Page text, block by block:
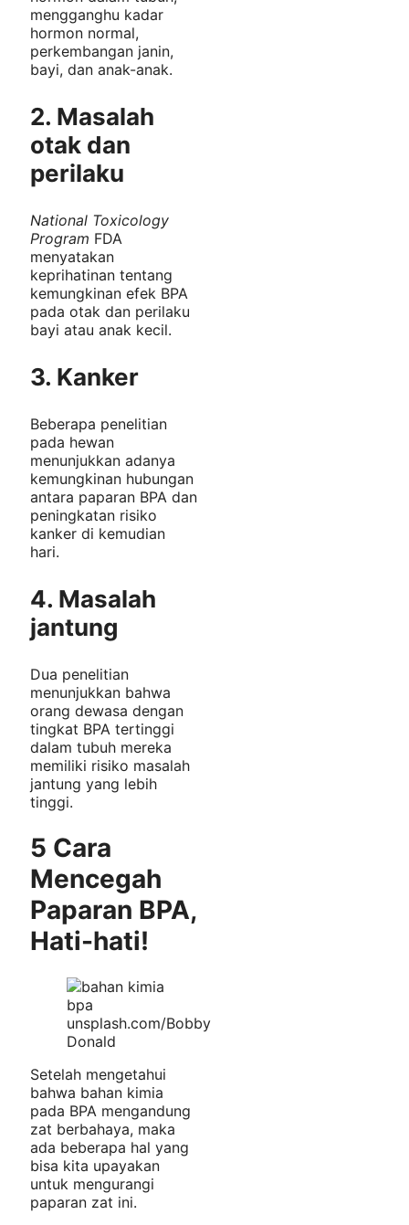
mengganghu kadar
hormon normal,
perkembangan janin,
bayi, dan anak-anak.
2. Masalah
otak dan
perilaku
National Toxicology
Program FDA
menyatakan
keprihatinan tentang
kemungkinan efek BPA
pada otak dan perilaku
bayi atau anak kecil.
3. Kanker
Beberapa penelitian
pada hewan
menunjukkan adanya
kemungkinan hubungan
antara paparan BPA dan
peningkatan risiko
kanker di kemudian
hari.
4. Masalah
jantung
Dua penelitian
menunjukkan bahwa
orang dewasa dengan
tingkat BPA tertinggi
dalam tubuh mereka
memiliki risiko masalah
jantung yang lebih
tinggi.
5 Cara
Mencegah
Paparan BPA,
Hati-hati!
unsplash.com/Bobby
Donald
Setelah mengetahui
bahwa bahan kimia
pada BPA mengandung
zat berbahaya, maka
ada beberapa hal yang
bisa kita upayakan
untuk mengurangi
paparan zat ini.